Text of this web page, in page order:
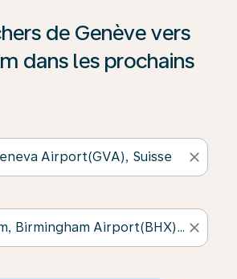
de Genève vers
dans les prochains
close
close